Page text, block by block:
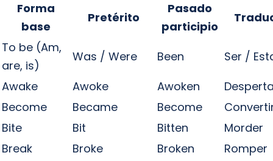
Forma
base
Pretérito
Pasado
participio
To be (Am,
are, is)
Was / Were Been
Ser /
Awake
Awoke Awoken
Become
Became Become
Bite
Bit Bitten
Morder
Break
Broke Broken
Romper